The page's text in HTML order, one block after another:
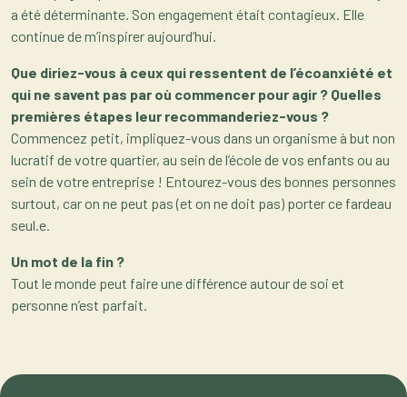
a été déterminante. Son engagement était contagieux. Elle
continue de m’inspirer aujourd’hui.
Que diriez-vous à ceux qui ressentent de l’écoanxiété et
qui ne savent pas par où commencer pour agir ? Quelles
premières étapes leur recommanderiez-vous ?
Commencez petit, impliquez-vous dans un organisme à but non
lucratif de votre quartier, au sein de l’école de vos enfants ou au
sein de votre entreprise ! Entourez-vous des bonnes personnes
surtout, car on ne peut pas (et on ne doit pas) porter ce fardeau
seul.e.
Un mot de la fin ?
Tout le monde peut faire une différence autour de soi et
personne n’est parfait.